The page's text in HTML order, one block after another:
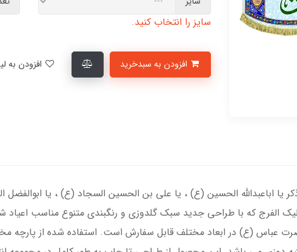
سایز را انتخاب کنید.
اباعبدالله الحسین (ع) ، یا علی بن الحسین السجاد (ع) ، یا ابوالفضل
که با طراحی جدید سبک گلدوزی و رنگبندی متنوع مناسب اعیاد
(ع) در ابعاد مختلف قابل سفارش است. استفاده شده از پارچه